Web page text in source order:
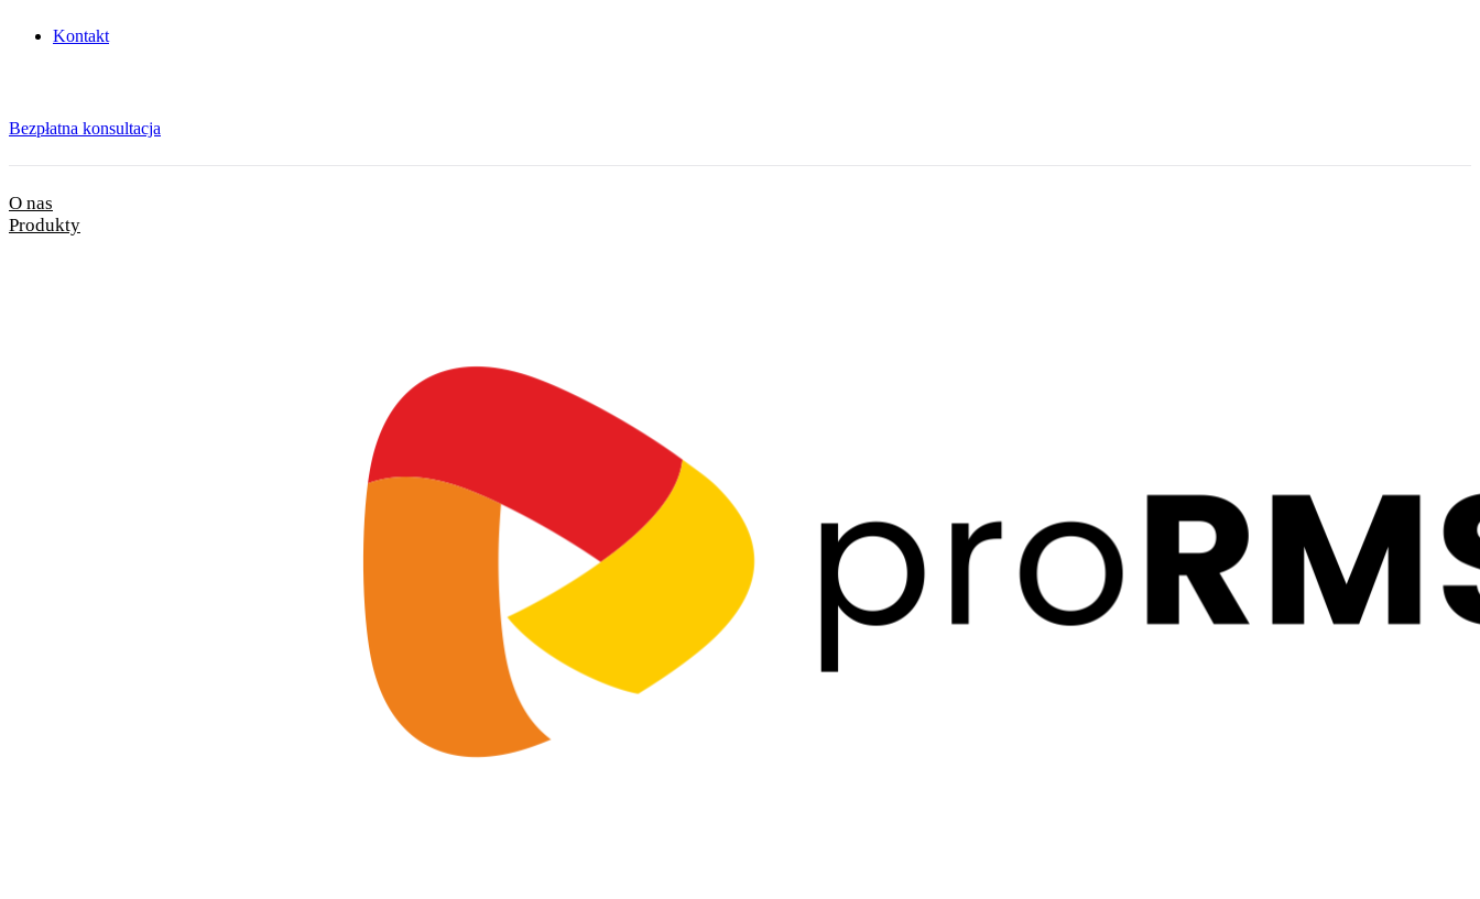
Kontakt
Bezpłatna konsultacja
O nas
Produkty